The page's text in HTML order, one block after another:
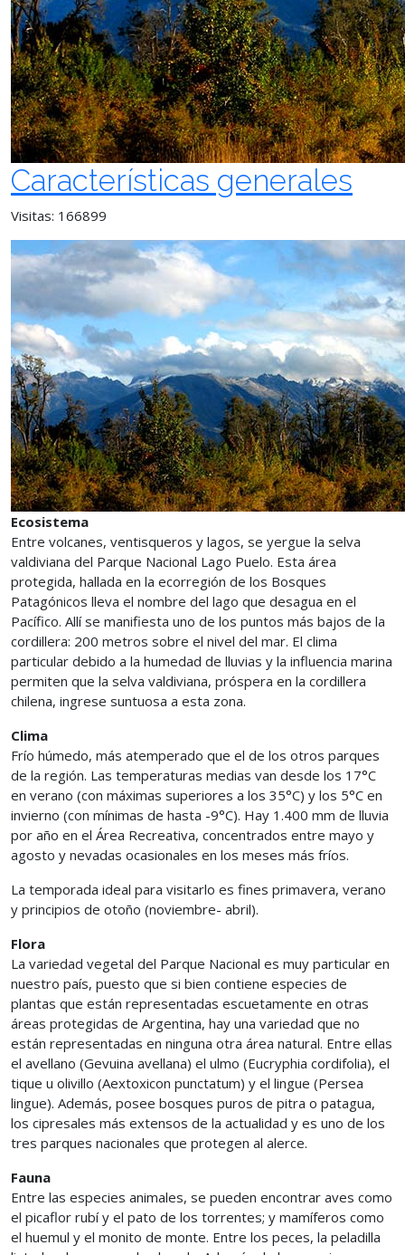
Características generales
Visitas: 166899
Ecosistema
Entre volcanes, ventisqueros y lagos, se yergue la selva
valdiviana del Parque Nacional Lago Puelo. Esta área
protegida, hallada en la ecorregión de los Bosques
Patagónicos lleva el nombre del lago que desagua en el
Pacífico. Allí se manifiesta uno de los puntos más bajos de la
cordillera: 200 metros sobre el nivel del mar. El clima
particular debido a la humedad de lluvias y la influencia marina
permiten que la selva valdiviana, próspera en la cordillera
chilena, ingrese suntuosa a esta zona.
Clima
Frío húmedo, más atemperado que el de los otros parques
de la región. Las temperaturas medias van desde los 17°C
en verano (con máximas superiores a los 35°C) y los 5°C en
invierno (con mínimas de hasta -9°C). Hay 1.400 mm de lluvia
por año en el Área Recreativa, concentrados entre mayo y
agosto y nevadas ocasionales en los meses más fríos.
La temporada ideal para visitarlo es fines primavera, verano
y principios de otoño (noviembre- abril).
Flora
La variedad vegetal del Parque Nacional es muy particular en
nuestro país, puesto que si bien contiene especies de
plantas que están representadas escuetamente en otras
áreas protegidas de Argentina, hay una variedad que no
están representadas en ninguna otra área natural. Entre ellas
el avellano (Gevuina avellana) el ulmo (Eucryphia cordifolia), el
tique u olivillo (Aextoxicon punctatum) y el lingue (Persea
lingue). Además, posee bosques puros de pitra o patagua,
los cipresales más extensos de la actualidad y es uno de los
tres parques nacionales que protegen al alerce.
Fauna
Entre las especies animales, se pueden encontrar aves como
el picaflor rubí y el pato de los torrentes; y mamíferos como
el huemul y el monito de monte. Entre los peces, la peladilla